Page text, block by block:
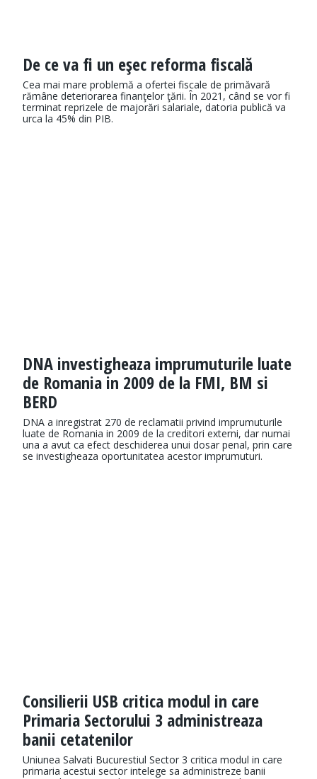
De ce va fi un eşec reforma fiscală
Cea mai mare problemă a ofertei fiscale de primăvară
rămâne deteriorarea finanţelor ţării. În 2021, când se vor fi
terminat reprizele de majorări salariale, datoria publică va
urca la 45% din PIB.
DNA investigheaza imprumuturile luate
de Romania in 2009 de la FMI, BM si
BERD
DNA a inregistrat 270 de reclamatii privind imprumuturile
luate de Romania in 2009 de la creditori externi, dar numai
una a avut ca efect deschiderea unui dosar penal, prin care
se investigheaza oportunitatea acestor imprumuturi.
Consilierii USB critica modul in care
Primaria Sectorului 3 administreaza
banii cetatenilor
Uniunea Salvati Bucurestiul Sector 3 critica modul in care
primaria acestui sector intelege sa administreze banii